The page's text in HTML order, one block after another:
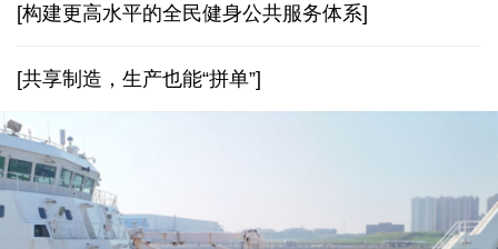
[构建更高水平的全民健身公共服务体系]
[共享制造，生产也能“拼单”]